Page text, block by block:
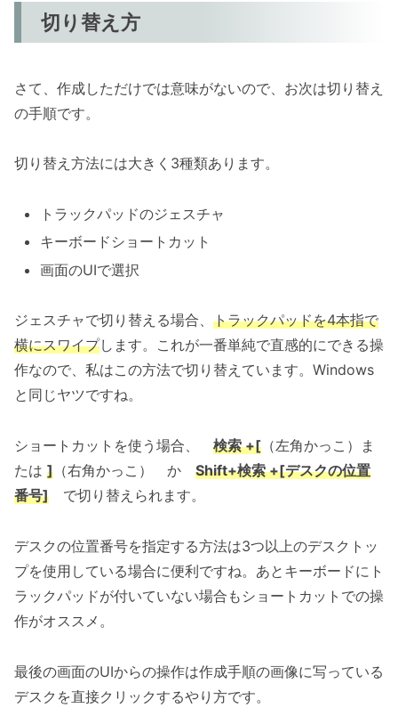
切り替え方
さて、作成しただけでは意味がないので、お次は切り替え
の手順です。
切り替え方法には大きく3種類あります。
トラックパッドのジェスチャ
キーボードショートカット
画面のUIで選択
ジェスチャで切り替える場合、 トラックパッドを4本指で
横にスワイプします。これが一番単純で直感的にできる操
作なので、私はこの方法で切り替えています。Windows
と同じヤツですね。
ショートカットを使う場合、 検索 +[ （左角かっこ）ま
たは ] （右角かっこ） か Shift+検索 +[デスクの位置
番号] で切り替えられます。
デスクの位置番号を指定する方法は3つ以上のデスクトッ
プを使用している場合に便利ですね。あとキーボードにト
ラックパッドが付いていない場合もショートカットでの操
作がオススメ。
最後の画面のUIからの操作は作成手順の画像に写っている
デスクを直接クリックするやり方です。